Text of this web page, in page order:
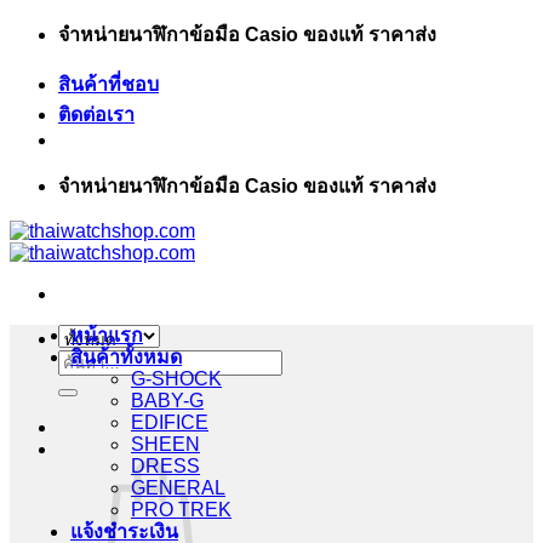
ข้าม
เนื้อหา
จำหน่ายนาฬิกาข้อมือ Casio ของแท้ ราคาส่ง
สินค้าที่ชอบ
ติดต่อเรา
จำหน่ายนาฬิกาข้อมือ Casio ของแท้ ราคาส่ง
ค้นหา:
หน้าแรก
สินค้าทั้งหมด
G-SHOCK
BABY-G
EDIFICE
SHEEN
DRESS
GENERAL
PRO TREK
แจ้งชำระเงิน